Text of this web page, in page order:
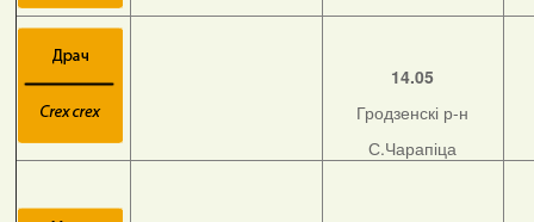
14.05
Гродзенскі р-н
С.Чарапіца